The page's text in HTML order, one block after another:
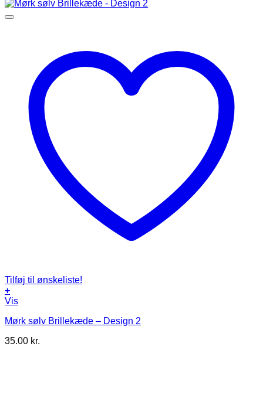
Tilføj til ønskeliste!
+
Vis
Mørk sølv Brillekæde – Design 2
35.00 kr.